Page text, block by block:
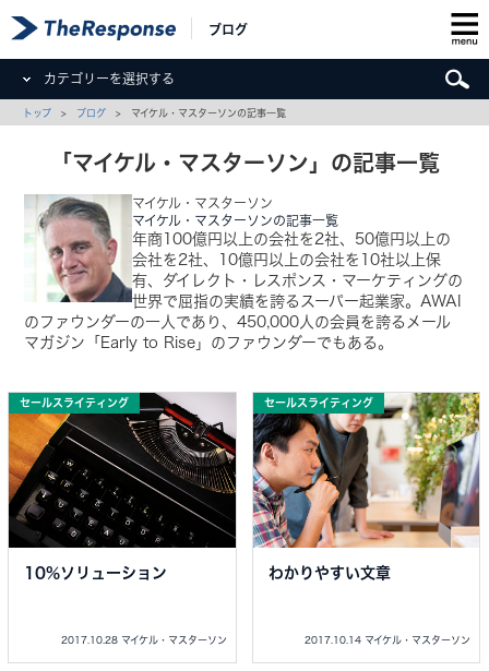
ブログ
カテゴリーを選択する
トップ > ブログ > マイケル・マスターソンの記事一覧
「マイケル・マスターソン」の記事一覧
マイケル・マスターソン
マイケル・マスターソンの記事一覧
年商100億円以上の会社を2社、50億円以上の
会社を2社、10億円以上の会社を10社以上保
有、ダイレクト・レスポンス・マーケティングの
世界で屈指の実績を誇るスーパー起業家。AWAI
のファウンダーの一人であり、450,000人の会員を誇るメール
マガジン「Early to Rise」のファウンダーでもある。
セールスライティング
10%ソリューション
2017.10.28 マイケル・マスターソン
セールスライティング
わかりやすい文章
2017.10.14 マイケル・マスターソン